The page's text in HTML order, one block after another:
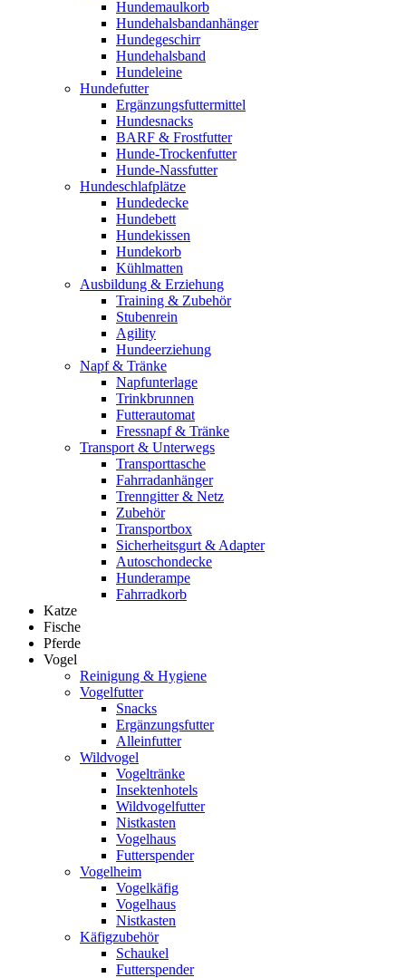
Hundemaulkorb
Hundehalsbandanhänger
Hundegeschirr
Hundehalsband
Hundeleine
Hundefutter
Ergänzungsfuttermittel
Hundesnacks
BARF & Frostfutter
Hunde-Trockenfutter
Hunde-Nassfutter
Hundeschlafplätze
Hundedecke
Hundebett
Hundekissen
Hundekorb
Kühlmatten
Ausbildung & Erziehung
Training & Zubehör
Stubenrein
Agility
Hundeerziehung
Napf & Tränke
Napfunterlage
Trinkbrunnen
Futterautomat
Fressnapf & Tränke
Transport & Unterwegs
Transporttasche
Fahrradanhänger
Trenngitter & Netz
Zubehör
Transportbox
Sicherheitsgurt & Adapter
Autoschondecke
Hunderampe
Fahrradkorb
Katze
Fische
Pferde
Vogel
Reinigung & Hygiene
Vogelfutter
Snacks
Ergänzungsfutter
Alleinfutter
Wildvogel
Vogeltränke
Insektenhotels
Wildvogelfutter
Nistkasten
Vogelhaus
Futterspender
Vogelheim
Vogelkäfig
Vogelhaus
Nistkasten
Käfigzubehör
Schaukel
Futterspender